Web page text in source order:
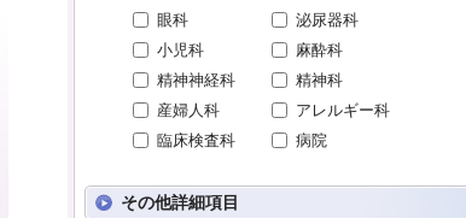
眼科
泌尿器科
小児科
麻酔科
精神神経科
精神科
産婦人科
アレルギー科
臨床検査科
病院
その他詳細項目